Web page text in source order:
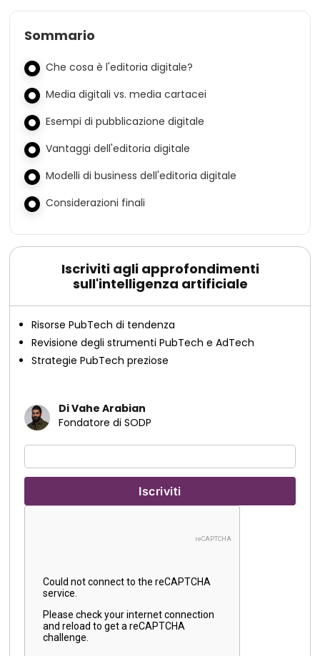
Sommario
Che cosa è l'editoria digitale?
Media digitali vs. media cartacei
Esempi di pubblicazione digitale
Vantaggi dell'editoria digitale
Modelli di business dell'editoria digitale
Considerazioni finali
Iscriviti agli approfondimenti
sull'intelligenza artificiale
Risorse PubTech di tendenza
Revisione degli strumenti PubTech e AdTech
Strategie PubTech preziose
Di Vahe Arabian
Fondatore di SODP